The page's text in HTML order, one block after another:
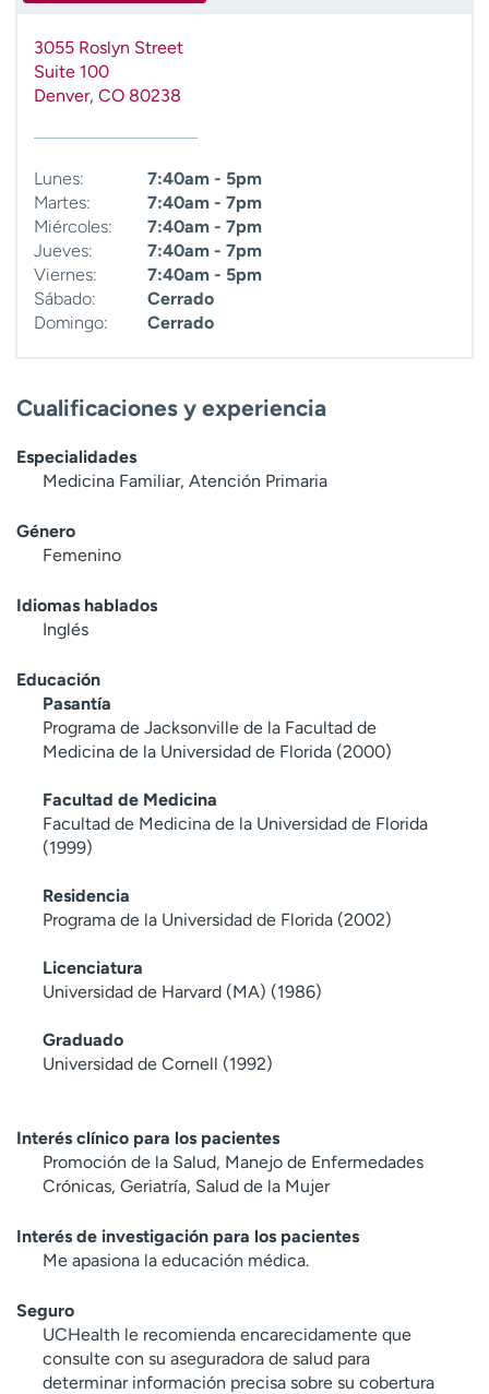
3055 Roslyn Street
Suite 100
Denver, CO 80238
Lunes:
7:40am - 5pm
Martes:
7:40am - 7pm
Miércoles:
7:40am - 7pm
Jueves:
7:40am - 7pm
Viernes:
7:40am - 5pm
Sábado:
Cerrado
Domingo:
Cerrado
Cualificaciones y experiencia
Especialidades
Medicina Familiar, Atención Primaria
Género
Femenino
Idiomas hablados
Inglés
Educación
Pasantía
Programa de Jacksonville de la Facultad de
Medicina de la Universidad de Florida (2000)
Facultad de Medicina
Facultad de Medicina de la Universidad de Florida
(1999)
Residencia
Programa de la Universidad de Florida (2002)
Licenciatura
Universidad de Harvard (MA) (1986)
Graduado
Universidad de Cornell (1992)
Interés clínico para los pacientes
Promoción de la Salud, Manejo de Enfermedades
Crónicas, Geriatría, Salud de la Mujer
Interés de investigación para los pacientes
Me apasiona la educación médica.
Seguro
UCHealth le recomienda encarecidamente que
consulte con su aseguradora de salud para
determinar información precisa sobre su cobertura